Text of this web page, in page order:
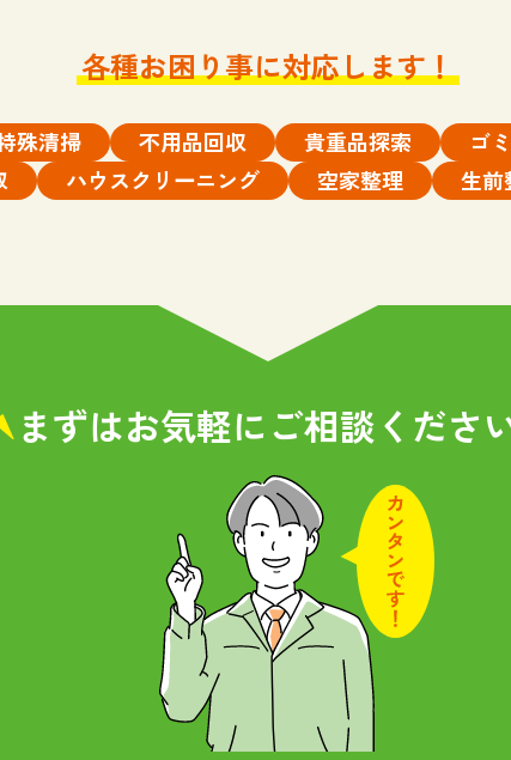
各種お困り事に対応します！
殊清掃 不用品回収 貴重品探索 ゴ
ハウスクリーニング 空家整理 生前
まずはお気軽に ご相談くださ